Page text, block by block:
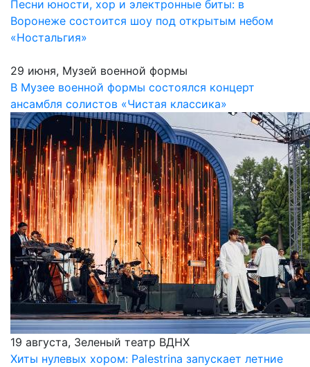
Песни юности, хор и электронные биты: в
Воронеже состоится шоу под открытым небом
«Ностальгия»
29 июня, Музей военной формы
В Музее военной формы состоялся концерт
ансамбля солистов «Чистая классика»
19 августа, Зеленый театр ВДНХ
Хиты нулевых хором: Palestrina запускает летние